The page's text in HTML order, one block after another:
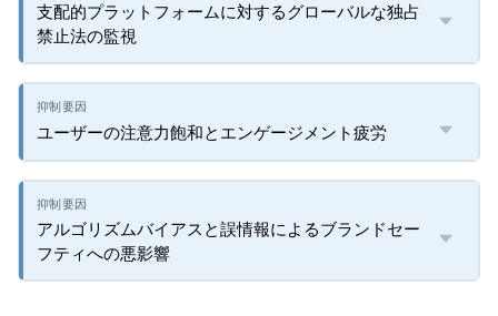
支配的プラットフォームに対するグローバルな独占
禁止法の監視
ユーザーの注意力飽和とエンゲージメント疲労
アルゴリズムバイアスと誤情報によるブランドセー
フティへの悪影響